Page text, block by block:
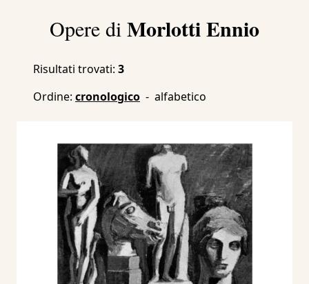
Opere di Morlotti Ennio
Risultati trovati: 3
Ordine: cronologico - alfabetico